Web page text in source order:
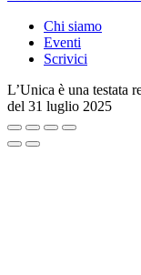
Chi siamo
Eventi
Scrivici
L’Unica è una testata
del 31 luglio 2025